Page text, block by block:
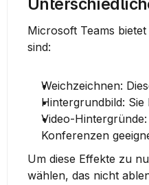
Microsoft Teams
sind:
Weichzeichnen:
Hintergrundbild: Sie
Video-Hintergründe
Konferenzen
Um diese Effekte zu
wählen, das nicht